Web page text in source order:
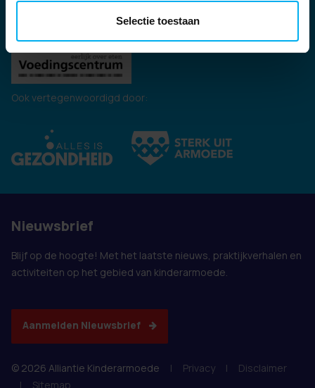
Selectie toestaan
Ook vertegenwoordigd door:
Nieuwsbrief
Blijf op de hoogte! Met het laatste nieuws, praktijkverhalen en
activiteiten op het gebied van kinderarmoede.
Aanmelden Nieuwsbrief
© 2026 Alliantie Kinderarmoede | Privacy |
Disclaimer
|
Sitemap